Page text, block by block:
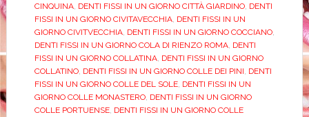
CINQUINA, DENTI FISSI IN UN GIORNO CITTÀ GIARDINO, DENTI
FISSI IN UN GIORNO CIVITAVECCHIA, DENTI FISSI IN UN
GIORNO CIVITVECCHIA, DENTI FISSI IN UN GIORNO COCCIANO,
DENTI FISSI IN UN GIORNO COLA DI RIENZO ROMA, DENTI
FISSI IN UN GIORNO COLLATINA, DENTI FISSI IN UN GIORNO
COLLATINO, DENTI FISSI IN UN GIORNO COLLE DEI PINI DENTI
FISSI IN UN GIORNO COLLE DEL SOLE, DENTI FISSI IN UN
GIORNO COLLE MONASTERO, DENTI FISSI IN UN GIORNO
COLLE PORTUENSE, DENTI FISSI IN UN GIORNO COLLE